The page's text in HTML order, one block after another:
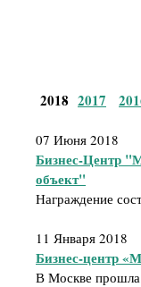
2018 2017
07 Июня 2018
Бизнес-Центр
объект"
Награждение
11 Января 2018
Бизнес-центр
В Москве прошла